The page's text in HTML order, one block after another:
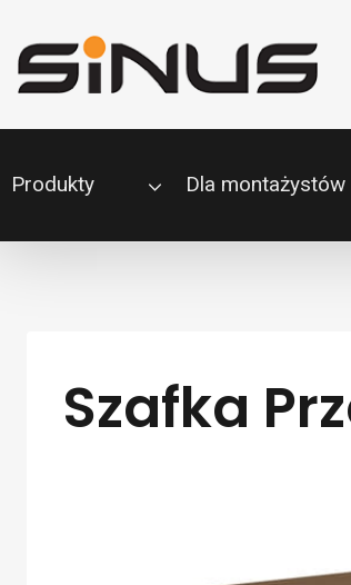
do
treści
Produkty Dla montażystów
Szafka